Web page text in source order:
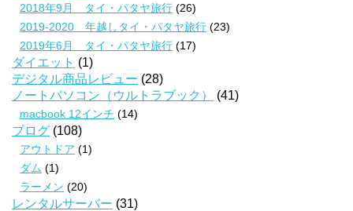
2018年9月 タイ・パタヤ旅行 (26)
2019-2020 年越しタイ・パタヤ旅行 (23)
2019年6月 タイ・パタヤ旅行 (17)
ダイエット (1)
デジタル商品レビュー (28)
ノートパソコン（ウルトラブック）
(41)
macbook 12インチ (14)
ブログ (108)
アウトドア (1)
ダム (1)
ラーメン (20)
レンタルサーバー (31)